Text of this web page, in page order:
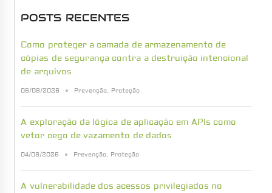
POSTS RECENTES
Como proteger a camada de armazenamento de
cópias de segurança contra a destruição intencional
de arquivos
06/08/2026 Prevenção, Proteção
A exploração da lógica de aplicação em APIs como
vetor cego de vazamento de dados
04/08/2026 Prevenção, Proteção
A vulnerabilidade dos acessos privilegiados no